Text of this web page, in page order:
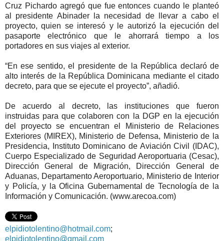
Cruz Pichardo agregó que fue entonces cuando le planteó
al presidente Abinader la necesidad de llevar a cabo el
proyecto, quien se interesó y le autorizó la ejecución del
pasaporte electrónico que le ahorrará tiempo a los
portadores en sus viajes al exterior.
“En ese sentido, el presidente de la República declaró de
alto interés de la República Dominicana mediante el citado
decreto, para que se ejecute el proyecto”, añadió.
De acuerdo al decreto, las instituciones que fueron
instruidas para que colaboren con la DGP en la ejecución
del proyecto se encuentran el Ministerio de Relaciones
Exteriores (MIREX), Ministerio de Defensa, Ministerio de la
Presidencia, Instituto Dominicano de Aviación Civil (IDAC),
Cuerpo Especializado de Seguridad Aeroportuaria (Cesac),
Dirección General de Migración, Dirección General de
Aduanas, Departamento Aeroportuario, Ministerio de Interior
y Policía, y la Oficina Gubernamental de Tecnología de la
Información y Comunicación. (www.arecoa.com)
elpidiotolentino@hotmail.com;
elpidiotolentino@gmail.com